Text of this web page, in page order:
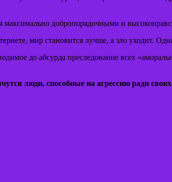
максимально добропорядочными и
мир становится лучше, а зло уходит.
до абсурда преследование всех
люди, способные на агрессию ради